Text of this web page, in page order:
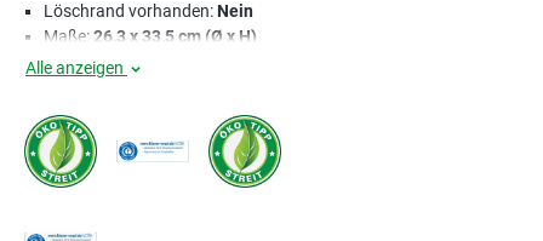
Löschrand vorhanden:Nein
Maße:26,3 x 33,5 cm (Ø x H)
Alle anzeigen